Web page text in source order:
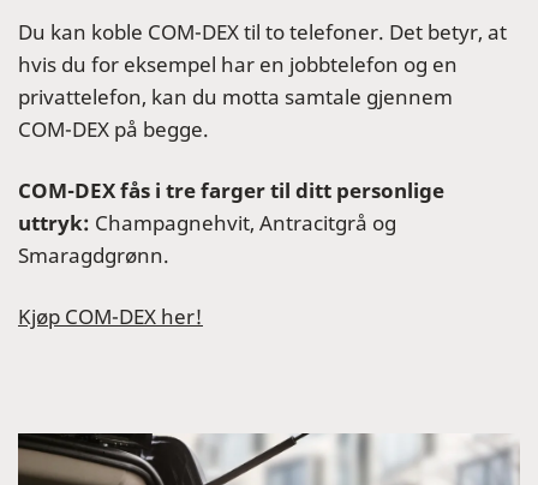
Du kan koble COM-DEX til to telefoner. Det betyr, at
hvis du for eksempel har en jobbtelefon og en
privattelefon, kan du motta samtale gjennem
COM-DEX på begge.
COM-DEX fås i tre farger til ditt personlige
uttryk: Champagnehvit, Antracitgrå og
Smaragdgrønn.
Kjøp COM-DEX her!